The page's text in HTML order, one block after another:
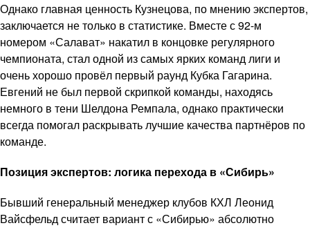
Однако главная ценность Кузнецова, по мнению экспертов,
заключается не только в статистике. Вместе с 92-м
номером «Салават» накатил в концовке регулярного
чемпионата, стал одной из самых ярких команд лиги и
очень хорошо провёл первый раунд Кубка Гагарина.
Евгений не был первой скрипкой команды, находясь
немного в тени Шелдона Ремпала, однако практически
всегда помогал раскрывать лучшие качества партнёров по
команде.
Позиция экспертов: логика перехода в «Сибирь»
Бывший генеральный менеджер клубов КХЛ Леонид
Вайсфельд считает вариант с «Сибирью» абсолютно